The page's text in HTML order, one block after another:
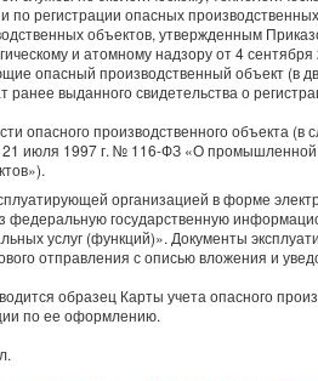
по регистрации опасных
объектов, утвержденным
и атомному надзору от 4
опасный производственный объект (в
ранее выданного свидетельства о
опасного производственного объекта (в
21 июля 1997 г. № 116-ФЗ «О
организацией в форме
федеральную государственную
услуг (функций)». Документы
отправления с описью вложения и
образец Карты учета опасного
по ее оформлению.